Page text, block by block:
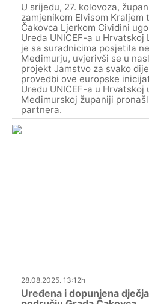
U srijedu, 27. kolovoza,
zamjenikom Elvisom Kraljem
Čakovca Ljerkom Cividini
Ureda UNICEF-a u Hrvatskoj
je sa suradnicima posjetila
Međimurju, uvjerivši se u
projekt Jamstvo za svako
provedbi ove europske
Uredu UNICEF-a u Hrvatskoj
Međimurskoj županiji
partnera.
28.08.2025. 13:12h
Uređena i dopunjena